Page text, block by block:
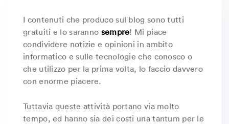
I contenuti che produco sul blog sono tutti
gratuiti e lo saranno sempre! Mi piace
condividere notizie e opinioni in ambito
informatico e sulle tecnologie che conosco o
che utilizzo per la prima volta, lo faccio davvero
con enorme piacere.
Tuttavia queste attività portano via molto
tempo, ed hanno sia dei costi una tantum per le